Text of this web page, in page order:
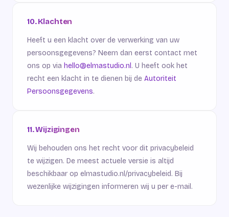
10. Klachten
Heeft u een klacht over de verwerking van uw
persoonsgegevens? Neem dan eerst contact met
ons op via hello@elmastudio.nl . U heeft ook het
recht een klacht in te dienen bij de Autoriteit
Persoonsgegevens.
11. Wijzigingen
Wij behouden ons het recht voor dit privacybeleid
te wijzigen. De meest actuele versie is altijd
beschikbaar op elmastudio.nl/privacybeleid. Bij
wezenlijke wijzigingen informeren wij u per e-mail.